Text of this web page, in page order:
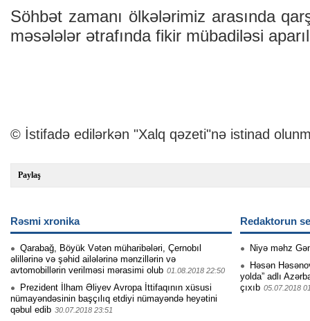
Söhbət zamanı ölkələrimiz arasında
məsələlər ətrafında fikir mübadiləsi
© İstifadə edilərkən "Xalq qəzeti"nə istinad
Paylaş
Rəsmi xronika
Qarabağ, Böyük Vətən müharibələri, Çernobıl
əlillərinə və şəhid ailələrinə mənzillərin və
avtomobillərin verilməsi mərasimi olub 01.08.2018 22:50
Prezident İlham Əliyev Avropa İttifaqının xüsusi
nümayəndəsinin başçılıq etdiyi nümayəndə heyətini
qəbul edib 30.07.2018 23:51
Redaktorun
Niyə məhz
Həsən
yolda” adlı
çıxıb 05.07.2018